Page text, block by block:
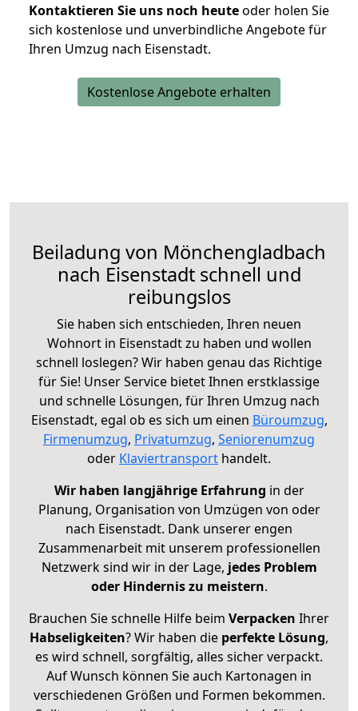
Kontaktieren Sie uns noch heuteoder holen Sie
sich kostenlose und unverbindliche Angebote für
Ihren Umzug nach Eisenstadt.
Kostenlose Angebote erhalten
Beiladung von Mönchengladbach
nach Eisenstadt schnell und
reibungslos
Sie haben sich entschieden, Ihren neuen
Wohnort in Eisenstadt zu haben und wollen
schnell loslegen? Wir haben genau das Richtige
für Sie! Unser Service bietet Ihnen erstklassige
und schnelle Lösungen, für Ihren Umzug nach
Eisenstadt, egal ob es sich um einen Büroumzug,
Firmenumzug, Privatumzug, Seniorenumzug
oder Klaviertransport handelt.
Wir haben langjährige Erfahrung in der
Planung, Organisation von Umzügen von oder
nach Eisenstadt. Dank unserer engen
Zusammenarbeit mit unserem professionellen
Netzwerk sind wir in der Lage, jedes Problem
oder Hindernis zu meistern.
Brauchen Sie schnelle Hilfe beim Verpacken Ihrer
Habseligkeiten? Wir haben die perfekte Lösung,
es wird schnell, sorgfältig, alles sicher verpackt.
Auf Wunsch können Sie auch Kartonagen in
verschiedenen Größen und Formen bekommen.